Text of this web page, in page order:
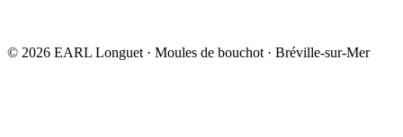
© 2026 EARL Longuet · Moules de bouchot · Bréville-sur-Mer